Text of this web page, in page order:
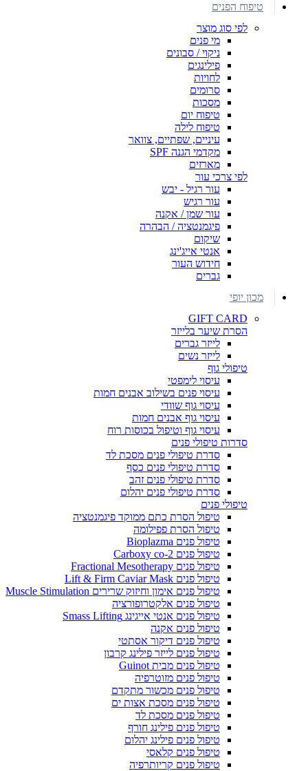
טיפוח הפנים
לפי סוג מוצר
מי פנים
ניקוי / סבונים
פילינגים
לחויות
סרומים
מסכות
טיפוח יום
טיפוח לילה
עיניים, שפתיים, צוואר
מקדמי הגנה SPF
מארזים
לפי צרכי עור
עור רגיל - יבש
עור רגיש
עור שמן / אקנה
פיגמנטציה / הבהרה
שיקום
אנטי אייג'ינג
חידוש העור
גברים
מכון יופי
GIFT CARD
הסרת שיער בלייזר
לייזר גברים
לייזר נשים
טיפולי גוף
עיסוי לימפטי
עיסוי פנים בשילוב אבנים חמות
עיסוי גוף שוודי
עיסוי גוף אבנים חמות
עיסוי גוף וטיפול בכוסות רוח
סדרות טיפולי פנים
סדרת טיפולי פנים מסכת לד
סדרת טיפולי פנים כסף
סדרת טיפולי פנים זהב
סדרת טיפולי פנים יהלום
טיפולי פנים
טיפול הסרת כתם ממוקד פיגמנטציה
טיפול הסרת פפילומה
טיפול פנים Bioplazma
טיפול פנים Carboxy co-2
טיפול פנים Fractional Mesotherapy
טיפול פנים Lift & Firm Caviar Mask
טיפול פנים אימון וחיזוק שרירים Muscle Stimulation
טיפול פנים אלקטרופורציה
טיפול פנים אנטי אייגינג Smass Lifting
טיפול פנים אקנה
טיפול פנים דיקור אסתטי
טיפול פנים לייזר פילינג קרבון
טיפול פנים מבית Guinot
טיפול פנים מזוטרפיה
טיפול פנים מכשור מתקדם
טיפול פנים מסכת אצות ים
טיפול פנים מסכת לד
טיפול פנים פילינג חורף
טיפול פנים פילינג יהלום
טיפול פנים קלאסי
טיפול פנים קריותרפיה